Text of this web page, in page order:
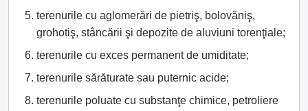
terenurile cu aglomerări de pietriş, bolovăniş,
grohotiş, stâncării şi depozite de aluviuni torenţiale;
terenurile cu exces permanent de umiditate;
terenurile sărăturate sau puternic acide;
terenurile poluate cu substanţe chimice, petroliere